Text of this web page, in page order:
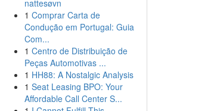
nattesøvn
1 Comprar Carta de
Condução em Portugal: Guia
Com...
1 Centro de Distribuição de
Peças Automotivas ...
1 HH88: A Nostalgic Analysis
1 Seat Leasing BPO: Your
Affordable Call Center S...